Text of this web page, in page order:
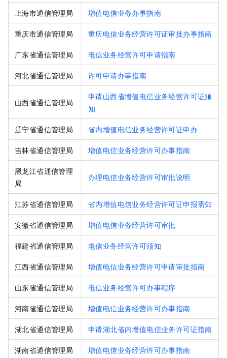
上海市通信管理局 增值电信业务办事指南
重庆市通信管理局 重庆电信业务经营许可证审批办事指南
广东省通信管理局 电信业务经营许可申请指南
河北省通信管理局 许可申请办事指南
山西省通信管理局
申请山西省增值电信业务经营许可证须
知
辽宁省通信管理局 省内增值电信业务经营许可证申办
吉林省通信管理局 增值电信业务经营许可办事指南
黑龙江省通信管理
局
办理电信业务经营许可审批说明
江苏省通信管理局 省内增值电信业务经营许可证申报需知
安徽省通信管理局 增值电信业务经营许可审批
福建省通信管理局 电信业务经营许可须知
江西省通信管理局 增值电信业务经营许可申请审批指南
山东省通信管理局 电信业务经营许可办事程序
河南省通信管理局 增值电信业务经营许可办事指南
湖北省通信管理局 申请湖北省内增值电信业务许可证指南
湖南省通信管理局 增值电信业务经营许可办事指南